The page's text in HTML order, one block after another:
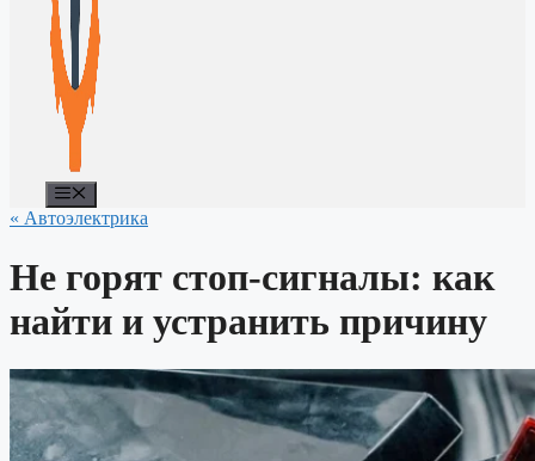
« Автоэлектрика
Не горят стоп-сигналы: как
найти и устранить причину